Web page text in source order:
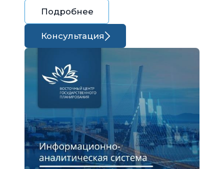
Подробнее
Консультация